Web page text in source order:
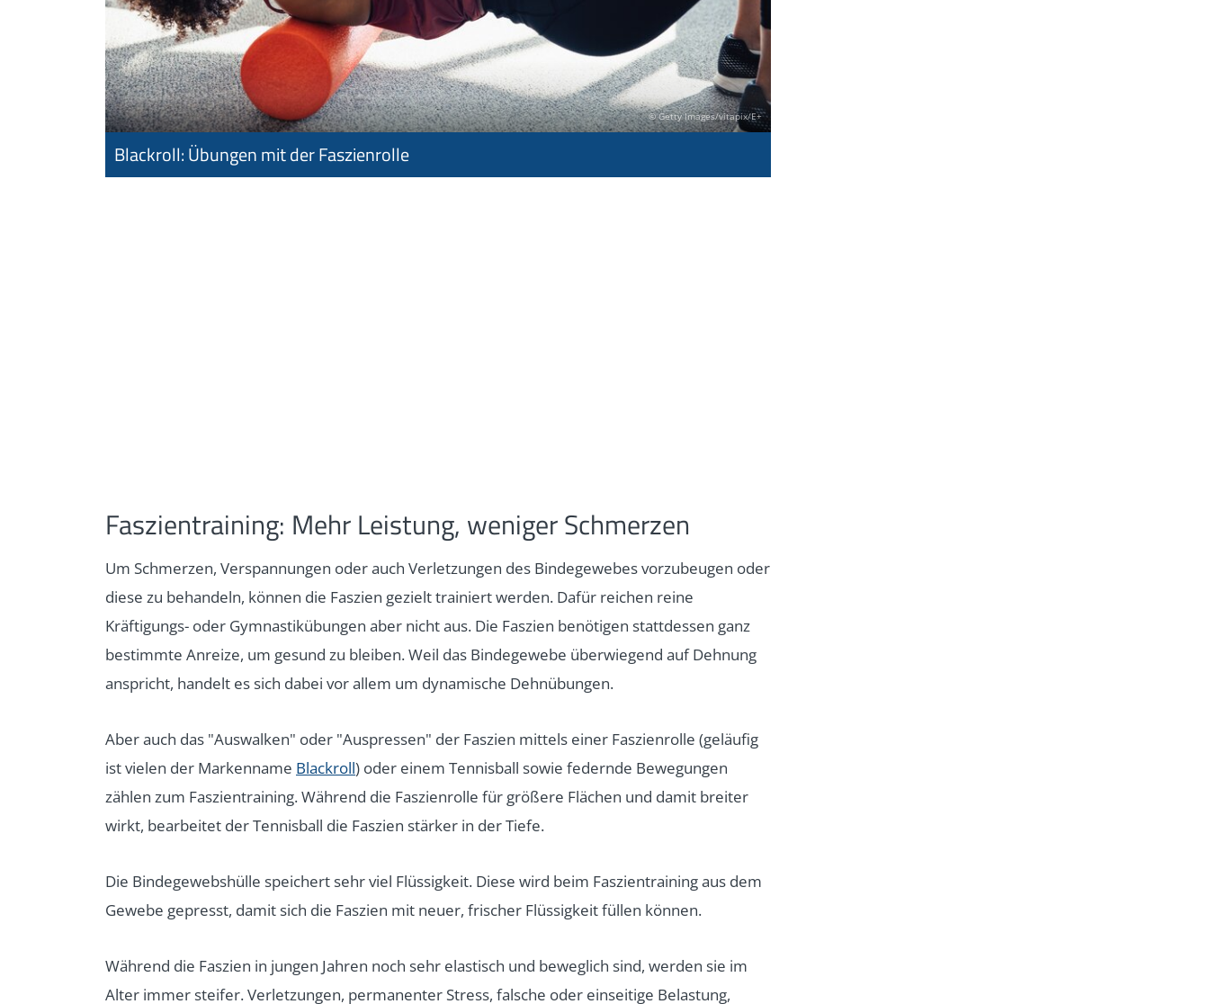
© Getty Images/vitapix/E+
Blackroll: Übungen mit der Faszienrolle
Faszientraining: Mehr Leistung, weniger Schmerzen
Um Schmerzen, Verspannungen oder auch Verletzungen des Bindegewebes vorzubeugen oder
diese zu behandeln, können die Faszien gezielt trainiert werden. Dafür reichen reine
Kräftigungs- oder Gymnastikübungen aber nicht aus. Die Faszien benötigen stattdessen ganz
bestimmte Anreize, um gesund zu bleiben. Weil das Bindegewebe überwiegend auf Dehnung
anspricht, handelt es sich dabei vor allem um dynamische Dehnübungen.
Aber auch das "Auswalken" oder "Auspressen" der Faszien mittels einer Faszienrolle (geläufig
ist vielen der Markenname Blackroll) oder einem Tennisball sowie federnde Bewegungen
zählen zum Faszientraining. Während die Faszienrolle für größere Flächen und damit breiter
wirkt, bearbeitet der Tennisball die Faszien stärker in der Tiefe.
Die Bindegewebshülle speichert sehr viel Flüssigkeit. Diese wird beim Faszientraining aus dem
Gewebe gepresst, damit sich die Faszien mit neuer, frischer Flüssigkeit füllen können.
Während die Faszien in jungen Jahren noch sehr elastisch und beweglich sind, werden sie im
Alter immer steifer. Verletzungen, permanenter Stress, falsche oder einseitige Belastung,